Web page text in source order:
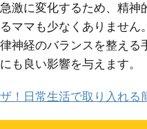
激に変化するため、精
ママも少なくありませ
神経のバランスを整え
も良い影響を与えます。
！日常生活で取り入れる